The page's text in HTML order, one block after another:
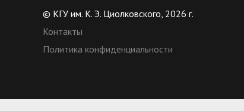
© КГУ им. К. Э. Циолковского, 2026 г.
Контакты
Политика конфиденциальности